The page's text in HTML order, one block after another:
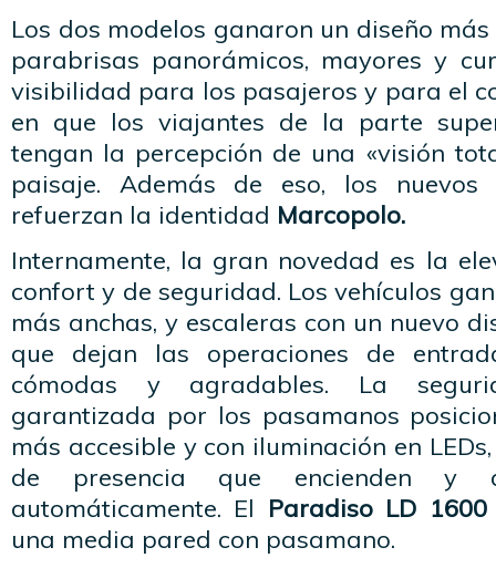
Los dos modelos ganaron un diseño
parabrisas panorámicos, mayores y
visibilidad para los pasajeros y para el
en que los viajantes de la parte
tengan la percepción de una «visión
paisaje. Además de eso, los nuevos
refuerzan la identidad Marcopolo.
Internamente, la gran novedad es la
confort y de seguridad. Los vehículos
más anchas, y escaleras con un nuevo
que dejan las operaciones de
cómodas y agradables. La
garantizada por los pasamanos
más accesible y con iluminación en
de presencia que encienden y
automáticamente. El Paradiso LD 1600
una media pared con pasamano.